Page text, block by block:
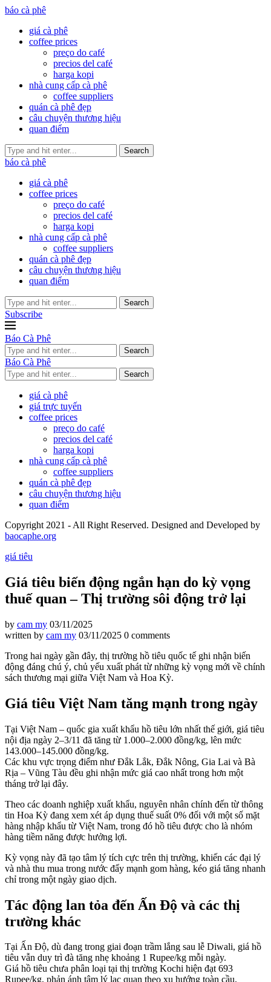
báo cà phê
giá cà phê
coffee prices
preço do café
precios del café
harga kopi
nhà cung cấp cà phê
coffee suppliers
quán cà phê đẹp
câu chuyện thương hiệu
quan điểm
Search
báo cà phê
giá cà phê
coffee prices
preço do café
precios del café
harga kopi
nhà cung cấp cà phê
coffee suppliers
quán cà phê đẹp
câu chuyện thương hiệu
quan điểm
Search
Subscribe
Báo Cà Phê
Search
Báo Cà Phê
Search
giá cà phê
giá trực tuyến
coffee prices
preço do café
precios del café
harga kopi
nhà cung cấp cà phê
coffee suppliers
quán cà phê đẹp
câu chuyện thương hiệu
quan điểm
Copyright 2021 - All Right Reserved. Designed and Developed by
baocaphe.org
giá tiêu
Giá tiêu biến động ngắn hạn do kỳ vọng
thuế quan – Thị trường sôi động trở lại
by cam my 03/11/2025
written by cam my 03/11/2025 0 comments
Trong hai ngày gần đây, thị trường hồ tiêu quốc tế ghi nhận biến
động đáng chú ý, chủ yếu xuất phát từ những kỳ vọng mới về chính
sách thương mại giữa Việt Nam và Hoa Kỳ.
Giá tiêu Việt Nam tăng mạnh trong ngày
Tại Việt Nam – quốc gia xuất khẩu hồ tiêu lớn nhất thế giới, giá tiêu
nội địa ngày 2–3/11 đã tăng từ 1.000–2.000 đồng/kg, lên mức
143.000–145.000 đồng/kg.
Các khu vực trọng điểm như Đắk Lắk, Đắk Nông, Gia Lai và Bà
Rịa – Vũng Tàu đều ghi nhận mức giá cao nhất trong hơn một
tháng trở lại đây.
Theo các doanh nghiệp xuất khẩu, nguyên nhân chính đến từ thông
tin Hoa Kỳ đang xem xét áp dụng thuế suất 0% đối với một số mặt
hàng nhập khẩu từ Việt Nam, trong đó hồ tiêu được cho là nhóm
hàng tiềm năng được hưởng lợi.
Kỳ vọng này đã tạo tâm lý tích cực trên thị trường, khiến các đại lý
và nhà thu mua trong nước đẩy mạnh gom hàng, kéo giá tăng nhanh
chỉ trong một ngày giao dịch.
Tác động lan tỏa đến Ấn Độ và các thị
trường khác
Tại Ấn Độ, dù đang trong giai đoạn trầm lắng sau lễ Diwali, giá hồ
tiêu vẫn duy trì đà tăng nhẹ khoảng 1 Rupee/kg mỗi ngày.
Giá hồ tiêu chưa phân loại tại thị trường Kochi hiện đạt 693
Rupee/kg, phản ánh tâm lý lạc quan theo xu hướng toàn cầu.